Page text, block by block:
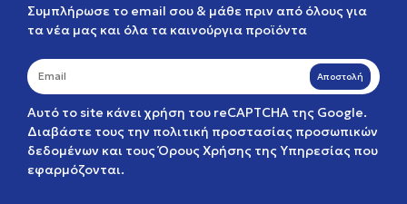
Συμπλήρωσε το email σου & μάθε πριν από όλους για
τα νέα μας και όλα τα καινούργια προϊόντα
Αποστολή
Αυτό το site κάνει χρήση του reCAPTCHA της Google.
Διαβάστε τους την πολιτική προστασίας προσωπικών
δεδομένων και τουςΌρους Χρήσης της Υπηρεσίας που
εφαρμόζονται.